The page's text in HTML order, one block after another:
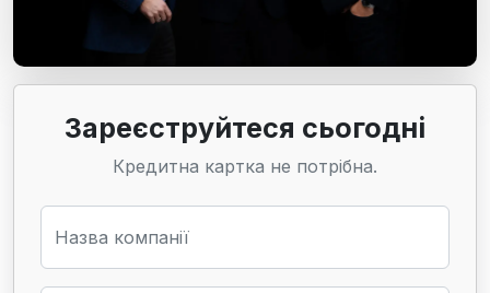
Зареєструйтеся сьогодні
Кредитна картка не потрібна.
Назва компанії